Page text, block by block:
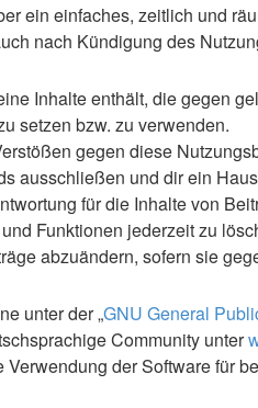
ein einfaches, zeitlich und
nach Kündigung des
Inhalte enthält, die gegen
setzen bzw. zu verwenden.
gegen diese
ausschließen und dir ein
für die Inhalte von
Funktionen jederzeit zu
abzuändern, sofern sie
unter der „GNU General
Community unter
der Software für